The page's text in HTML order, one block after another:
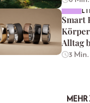
Smart
Alltag
3 Min.
MEHR